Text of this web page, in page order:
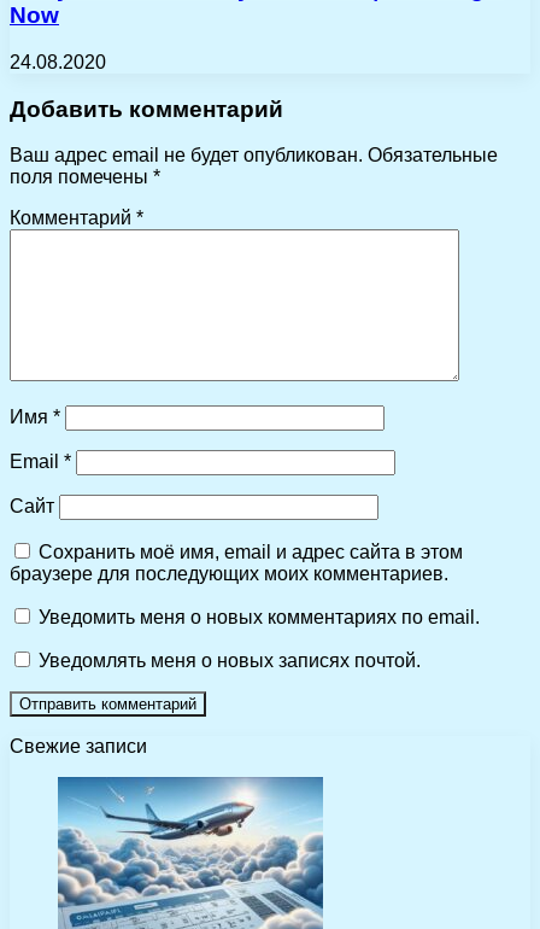
Now
24.08.2020
Добавить комментарий
Ваш адрес email не будет опубликован. Обязательные
поля помечены *
Комментарий *
Имя *
Email *
Сайт
Сохранить моё имя, email и адрес сайта в этом
браузере для последующих моих комментариев.
Уведомить меня о новых комментариях по email.
Уведомлять меня о новых записях почтой.
Свежие записи